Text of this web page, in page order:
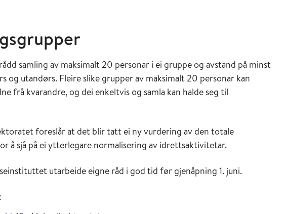
samling av maksimalt 20 personar i ei gruppe og avstand på minst
og utandørs. Fleire slike grupper av maksimalt 20 personar kan
frå kvarandre, og dei enkeltvis og samla kan halde seg til
foreslår at det blir tatt ei ny vurdering av den totale
å sjå på ei ytterlegare normalisering av idrettsaktivitetar.
utarbeide eigne råd i god tid før gjenåpning 1. juni.